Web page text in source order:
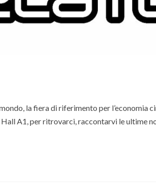
la fiera di riferimento per
A1, per ritrovarci, raccontarvi le ultime